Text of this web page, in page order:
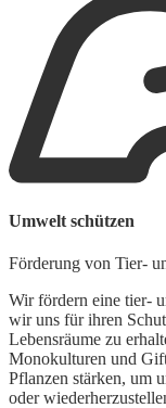
Umwelt schützen
Förderung von Tier-
Wir fördern eine tier-
wir uns für ihren
Lebensräume zu
Monokulturen und
Pflanzen stärken, um
oder